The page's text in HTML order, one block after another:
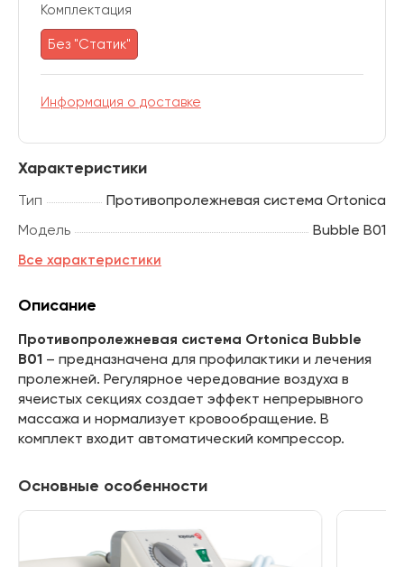
Характеристики
Тип
Противопролежневая система Ortonica
Модель
Bubble B01
Все характеристики
Комплектация
Без "Статик"
Информация о доставке
Описание
Противопролежневая система Ortonica Bubble
B01 – предназначена для профилактики и лечения
пролежней. Регулярное чередование воздуха в
ячеистых секциях создает эффект непрерывного
массажа и нормализует кровообращение. В
комплект входит автоматический компрессор.
Основные особенности